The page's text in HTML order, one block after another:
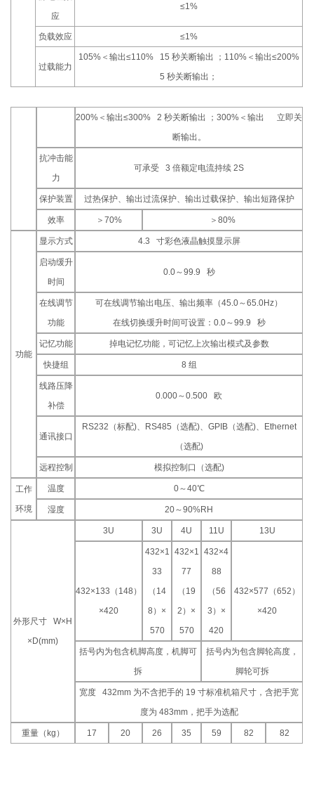
应
≤1%
负载效应 ≤1%
过载能力
105%＜输出≤110% 15 秒关断输出 ；110%＜输出≤200%
5 秒关断输出；
200%＜输出≤300% 2 秒关断输出 ；300%＜输出 立即关
断输出。
抗冲击能
力
可承受 3 倍额定电流持续 2S
保护装置 过热保护、输出过流保护、输出过载保护、输出短路保护
效率 ＞70% ＞80%
功能
显示方式 4.3 寸彩色液晶触摸显示屏
启动缓升
时间
0.0～99.9 秒
在线调节
功能
可在线调节输出电压、输出频率（45.0～65.0Hz）
在线切换缓升时间可设置：0.0～99.9 秒
记忆功能 掉电记忆功能，可记忆上次输出模式及参数
快捷组 8 组
线路压降
补偿
0.000～0.500 欧
通讯接口
RS232（标配)、RS485（选配)、GPIB（选配)、Ethernet
（选配)
远程控制 模拟控制口（选配)
工作
环境
温度 0～40℃
湿度 20～90%RH
外形尺寸 W×H
×D(mm)
3U 3U 4U 11U 13U
432×133（148）
×420
432×1
33
（14
8）×
570
432×1
77
（19
2）×
570
432×4
88
（56
3）×
420
432×577（652）
×420
括号内为包含机脚高度，机脚可
拆
括号内为包含脚轮高度，
脚轮可拆
宽度 432mm 为不含把手的 19 寸标准机箱尺寸，含把手宽
度为 483mm，把手为选配
重量（kg） 17 20 26 35 59 82 82